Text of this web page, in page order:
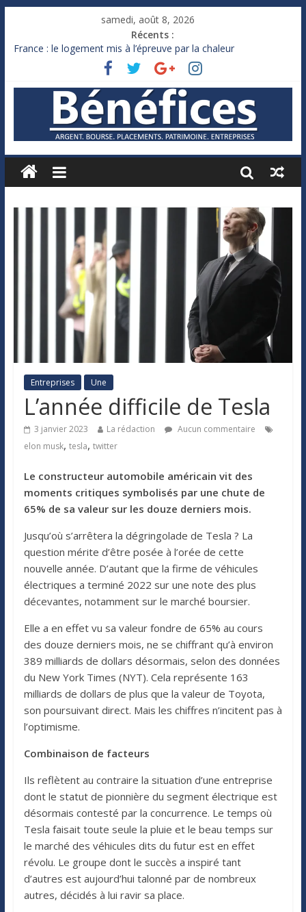
samedi, août 8, 2026
Récents :
France : le logement mis à l’épreuve par la chaleur
Des milliards de dollars de droits de douane déjà remboursés
Royaume-Uni : Andy Burnham recule sur l’impôt
Xavier Niel, le milliardaire qui ne touche presque rien
Ruée des fortunes russes vers l’étranger
Entreprises Une
L’année difficile de Tesla
3 janvier 2023 La rédaction
Aucun commentaire
elon musk, tesla, twitter
Le constructeur automobile américain vit des
moments critiques symbolisés par une chute de
65% de sa valeur sur les douze derniers mois.
Jusqu’où s’arrêtera la dégringolade de Tesla ? La
question mérite d’être posée à l’orée de cette
nouvelle année. D’autant que la firme de véhicules
électriques a terminé 2022 sur une note des plus
décevantes, notamment sur le marché boursier.
Elle a en effet vu sa valeur fondre de 65% au cours
des douze derniers mois, ne se chiffrant qu’à environ
389 milliards de dollars désormais, selon des données
du New York Times (NYT). Cela représente 163
milliards de dollars de plus que la valeur de Toyota,
son poursuivant direct. Mais les chiffres n’incitent pas à
l’optimisme.
Combinaison de facteurs
Ils reflètent au contraire la situation d’une entreprise
dont le statut de pionnière du segment électrique est
désormais contesté par la concurrence. Le temps où
Tesla faisait toute seule la pluie et le beau temps sur
le marché des véhicules dits du futur est en effet
révolu. Le groupe dont le succès a inspiré tant
d’autres est aujourd’hui talonné par de nombreux
autres, décidés à lui ravir sa place.